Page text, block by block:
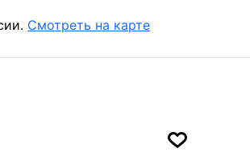
Смотреть на карте